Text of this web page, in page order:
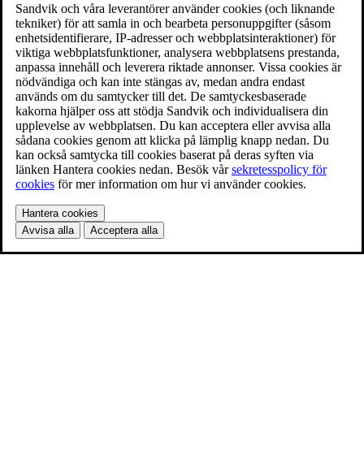
Sandvik och våra leverantörer använder cookies (och liknande
tekniker) för att samla in och bearbeta personuppgifter (såsom
enhetsidentifierare, IP-adresser och webbplatsinteraktioner) för
viktiga webbplatsfunktioner, analysera webbplatsens prestanda,
anpassa innehåll och leverera riktade annonser. Vissa cookies är
nödvändiga och kan inte stängas av, medan andra endast
används om du samtycker till det. De samtyckesbaserade
kakorna hjälper oss att stödja Sandvik och individualisera din
upplevelse av webbplatsen. Du kan acceptera eller avvisa alla
sådana cookies genom att klicka på lämplig knapp nedan. Du
kan också samtycka till cookies baserat på deras syften via
länken Hantera cookies nedan. Besök vårsekretesspolicy för
cookies för mer information om hur vi använder cookies.
Hantera cookies
Avvisa alla
Acceptera alla